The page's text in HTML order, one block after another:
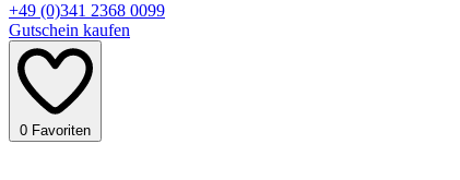
+49 (0)341 2368 0099
Gutschein kaufen
0 Favoriten